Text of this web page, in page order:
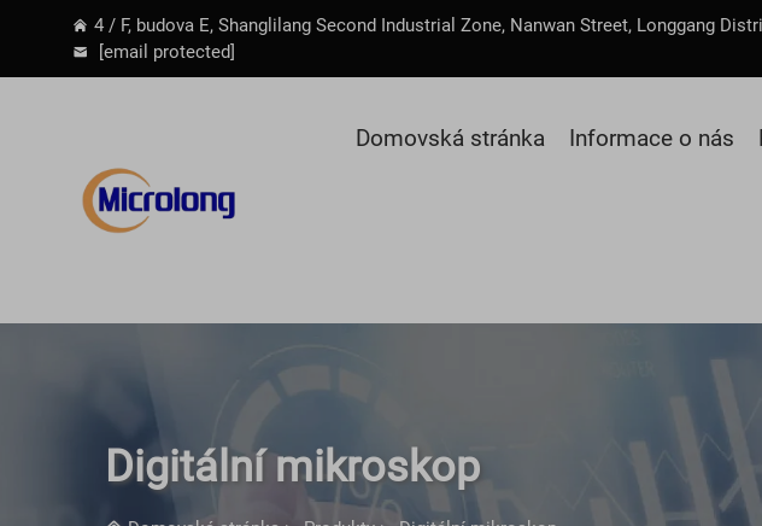
4 / F, budova E, Shanglilang Second Industrial Zone, Nanwan Street, Longgang
[email protected]
Domovská stránka Informace o nás
Digitální mikroskop